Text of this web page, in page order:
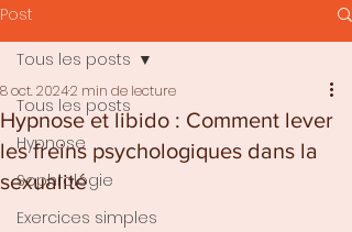
Post
Tous les posts
Hypnose
Sophrologie
Exercices simples
Tous les posts
Hypnose et libido : Comment lever
les freins psychologiques dans la
sexualité
8 oct. 20242 min de lecture